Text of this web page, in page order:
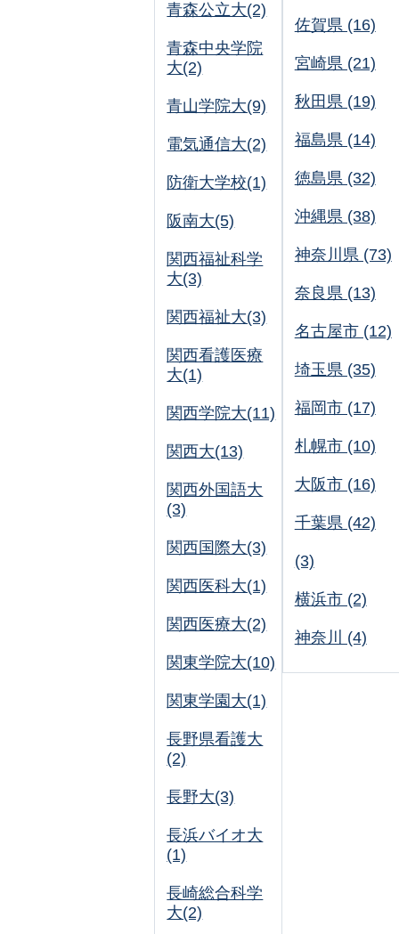
青森公立大(2)
青森中央学院
大(2)
青山学院大(9)
電気通信大(2)
防衛大学校(1)
阪南大(5)
関西福祉科学
大(3)
関西福祉大(3)
関西看護医療
大(1)
関西学院大(11)
関西大(13)
関西外国語大
(3)
関西国際大(3)
関西医科大(1)
関西医療大(2)
関東学院大(10)
関東学園大(1)
長野県看護大
(2)
長野大(3)
長浜バイオ大
(1)
長崎総合科学
大(2)
佐賀県 (16)
宮崎県 (21)
秋田県 (19)
福島県 (14)
徳島県 (32)
沖縄県 (38)
神奈川県 (73)
奈良県 (13)
名古屋市 (12)
埼玉県 (35)
福岡市 (17)
札幌市 (10)
大阪市 (16)
千葉県 (42)
(3)
横浜市 (2)
神奈川 (4)